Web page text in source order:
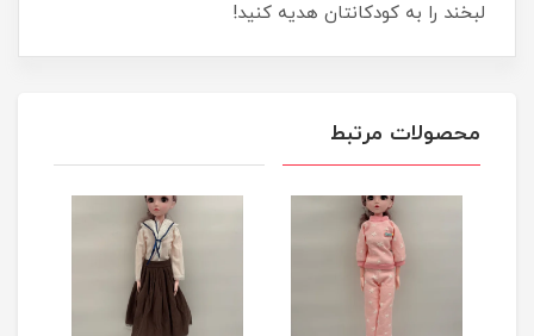
لبخند را به کودکانتان هدیه کنید!
محصولات مرتبط